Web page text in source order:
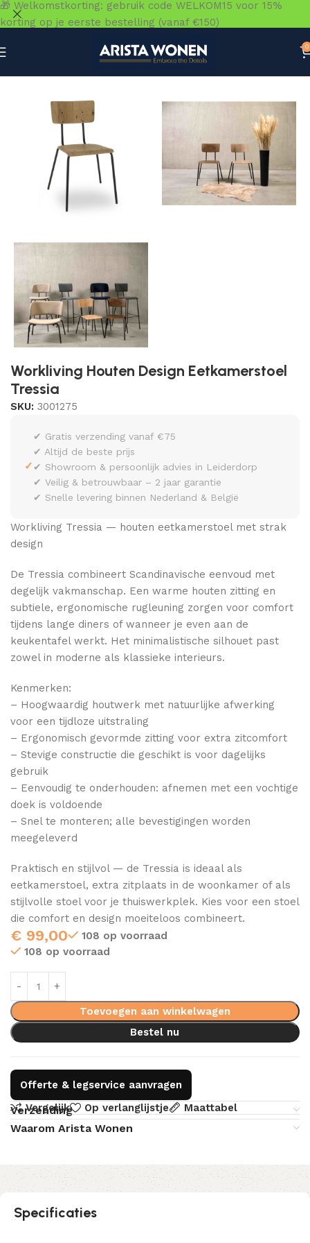
0
Workliving Houten Design Eetkamerstoel
Tressia
SKU: 3001275
✓
✔ Gratis verzending vanaf €75
✔ Altijd de beste prijs
✔ Showroom & persoonlijk advies in Leiderdorp
✔ Veilig & betrouwbaar – 2 jaar garantie
✔ Snelle levering binnen Nederland & België
Workliving Tressia — houten eetkamerstoel met strak
design
De Tressia combineert Scandinavische eenvoud met
degelijk vakmanschap. Een warme houten zitting en
subtiele, ergonomische rugleuning zorgen voor comfort
tijdens lange diners of wanneer je even aan de
keukentafel werkt. Het minimalistische silhouet past
zowel in moderne als klassieke interieurs.
Kenmerken:
– Hoogwaardig houtwerk met natuurlijke afwerking
voor een tijdloze uitstraling
– Ergonomisch gevormde zitting voor extra zitcomfort
– Stevige constructie die geschikt is voor dagelijks
gebruik
– Eenvoudig te onderhouden: afnemen met een vochtige
doek is voldoende
– Snel te monteren; alle bevestigingen worden
meegeleverd
Praktisch en stijlvol — de Tressia is ideaal als
eetkamerstoel, extra zitplaats in de woonkamer of als
stijlvolle stoel voor je thuiswerkplek. Kies voor een stoel
die comfort en design moeiteloos combineert.
€ 99,00
108 op voorraad
108 op voorraad
Toevoegen aan winkelwagen
Bestel nu
Offerte & legservice aanvragen
Vergelijk
Op verlanglijstje Maattabel
Verzending
Waarom Arista Wonen
Specificaties
🎁 Welkomstkorting: gebruik code WELKOM15 voor 15%
korting op je eerste bestelling (vanaf €150)